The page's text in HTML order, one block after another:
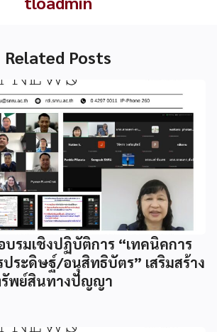
Related Posts
บรมเชิงปฏิบัติการ “เทคนิคการ
ระดิษฐ์/อนุสิทธิบัตร” เสริมสร้าง
พย์สินทางปัญญา